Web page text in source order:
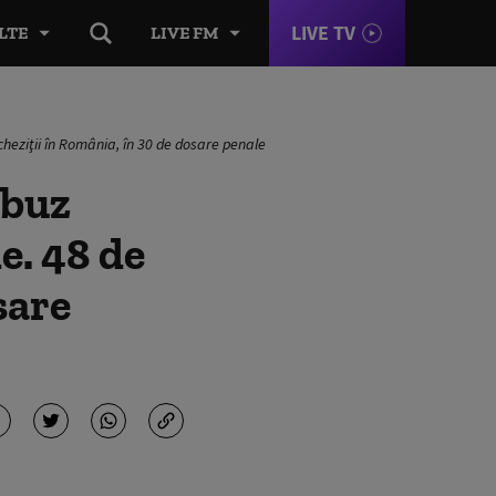
LIVE FM LIVE TV
în România, în 30 de dosare penale
48 de